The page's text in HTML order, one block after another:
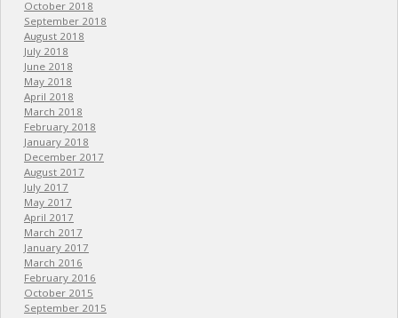
October 2018
September 2018
August 2018
July 2018
June 2018
May 2018
April 2018
March 2018
February 2018
January 2018
December 2017
August 2017
July 2017
May 2017
April 2017
March 2017
January 2017
March 2016
February 2016
October 2015
September 2015